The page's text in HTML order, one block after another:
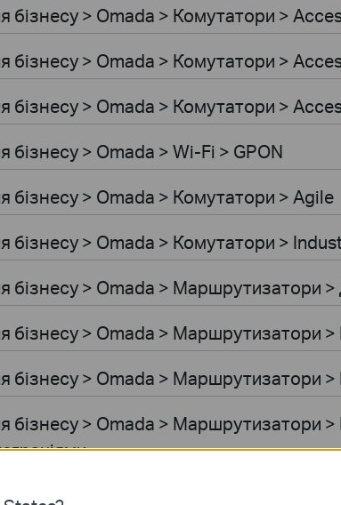
бiзнесу > Omada > Комутатори >
бiзнесу > Omada > Комутатори >
бiзнесу > Omada > Комутатори >
бiзнесу > Omada > Wi-Fi > GPON
бiзнесу > Omada > Комутатори > Agile
бiзнесу > Omada > Комутатори >
бiзнесу > Omada > Маршрутизатори
бiзнесу > Omada > Маршрутизатори
бiзнесу > Omada > Маршрутизатори
бiзнесу > Omada > Маршрутизатори
бiзнесу > Omada > Контролери >